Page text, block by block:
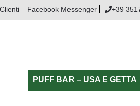
– Facebook Messenger +39
PUFF BAR – USA E GETTA